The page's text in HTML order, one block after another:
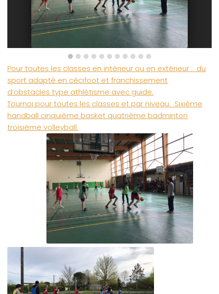
Pour toutes les classes en intérieur ou en extérieur : du
sport adapté en cécifoot et franchissement
d’obstacles type athlétisme avec guide.
Tournoi pour toutes les classes et par niveau. Sixième
handball cinquième basket quatrième badminton
troisième volleyball.